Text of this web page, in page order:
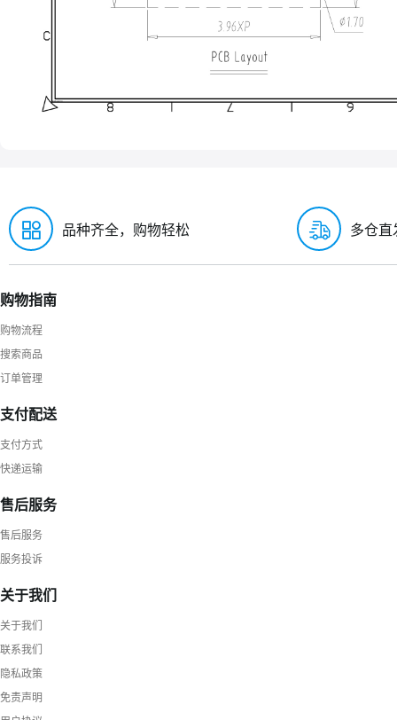
品种齐全，购物轻松 多仓直
购物指南
购物流程
搜索商品
订单管理
支付配送
支付方式
快递运输
售后服务
售后服务
服务投诉
关于我们
关于我们
联系我们
隐私政策
免责声明